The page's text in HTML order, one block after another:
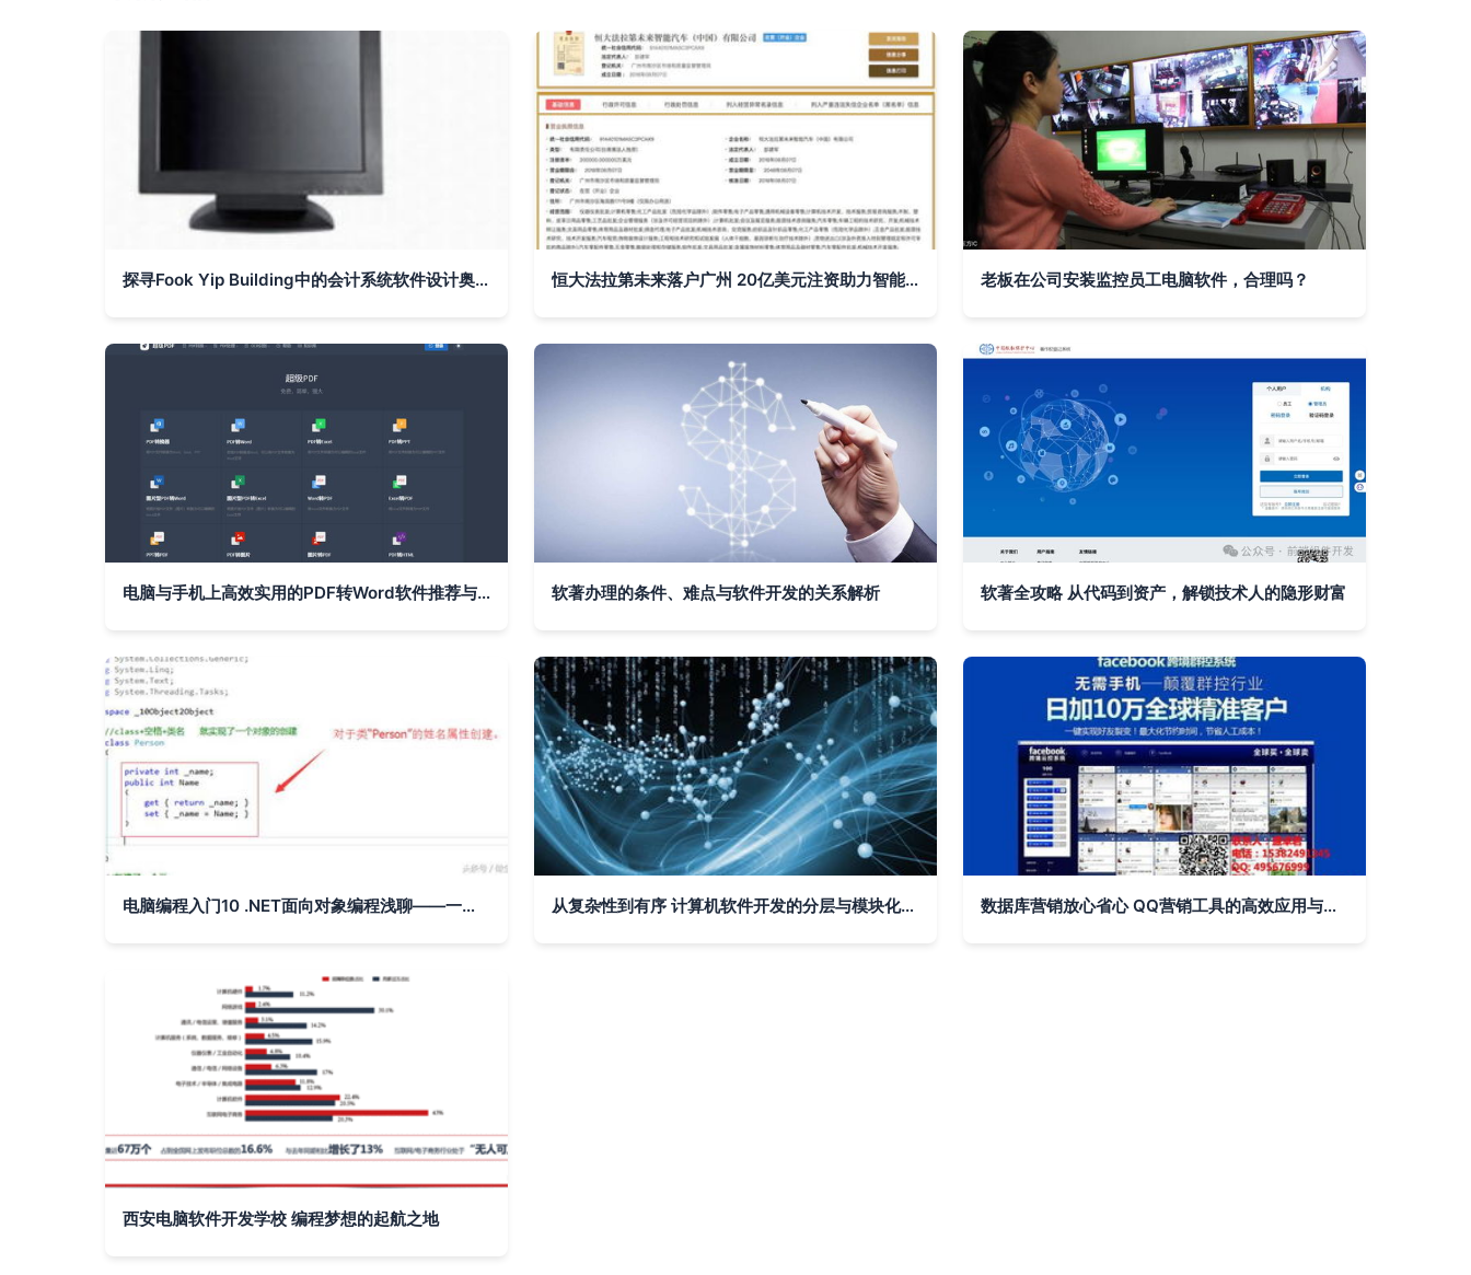
探寻Fook Yip Building中的会计系统软件设计奥秘 恒大法拉第未来落户广州 20亿美元注资助力智能出行与计算机软件开发新篇章 老板在公司安装监控员工电脑软件，合理吗？
电脑与手机上高效实用的PDF转Word软件推荐与制作技巧 软著办理的条件、难点与软件开发的关系解析 软著全攻略 从代码到资产，解锁技术人的隐形财富
电脑编程入门10 .NET面向对象编程浅聊——一起自学软件开发制作 从复杂性到有序 计算机软件开发的分层与模块化思路 数据库营销放心省心 QQ营销工具的高效应用与实战技巧
西安电脑软件开发学校 编程梦想的起航之地